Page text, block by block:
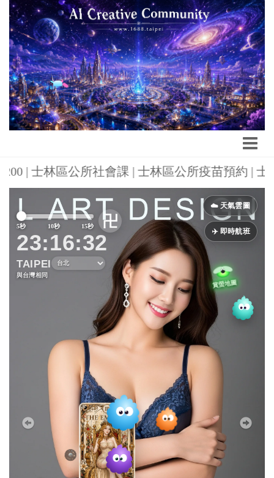
士林區公所社會課 | 士林區公所疫苗預約 | 士
☁️ 天氣雲圖
✈️ 即時航班
5秒 10秒 15秒 卍
23:16:33
TAIPEI
與台灣相同
Previous Next